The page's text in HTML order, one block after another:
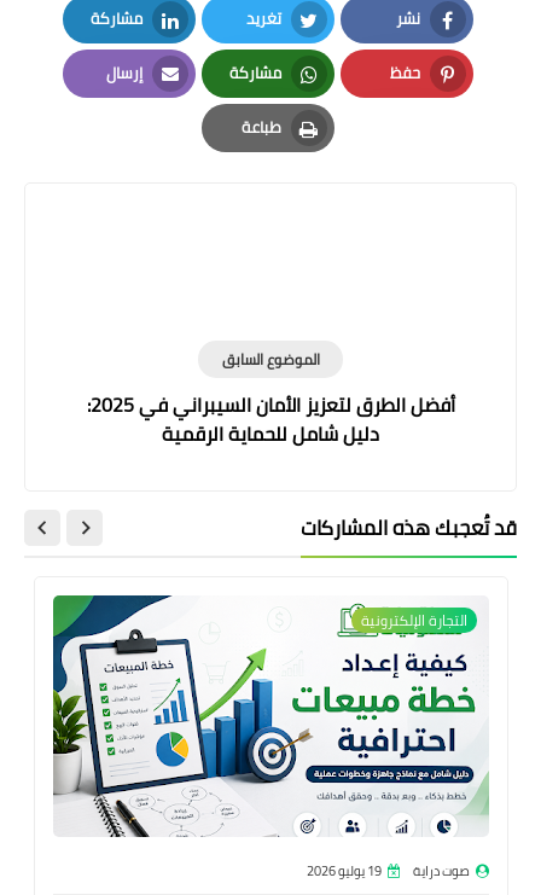
نشر
Facebook
تغريد
Twitter
مشاركة
LinkedIn
حفظ
Pinterest
مشاركة
Whatsapp
إرسال
Email
طباعة
Print
الموضوع السابق
أفضل الطرق لتعزيز الأمان السيبراني في 2025:
دليل شامل للحماية الرقمية
قد تُعجبك هذه المشاركات
التجارة الإلكترونية
صوت دراية 19 يوليو 2026